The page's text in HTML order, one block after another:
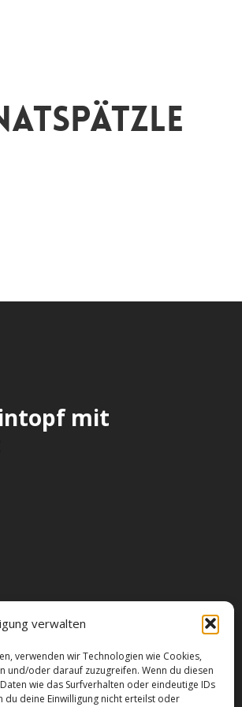
verwalten
verwenden wir Technologien wie Cookies,
und/oder darauf zuzugreifen. Wenn du diesen
wie das Surfverhalten oder eindeutige IDs
du deine Einwilligung nicht erteilst oder
mit
|AGB|Datenschutz|